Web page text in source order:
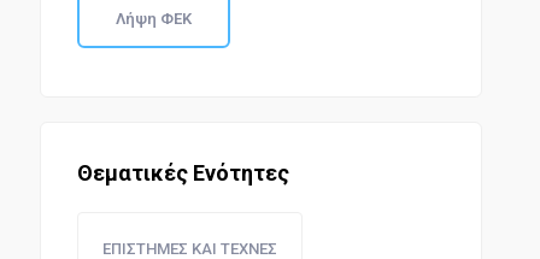
Λήψη ΦΕΚ
Θεματικές Ενότητες
ΕΠΙΣΤΗΜΕΣ ΚΑΙ ΤΕΧΝΕΣ